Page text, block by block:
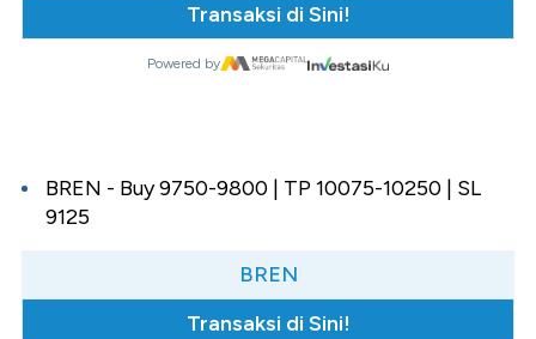
Transaksi di Sini!
Powered by
BREN - Buy 9750-9800 | TP 10075-10250 | SL
9125
BREN
Transaksi di Sini!